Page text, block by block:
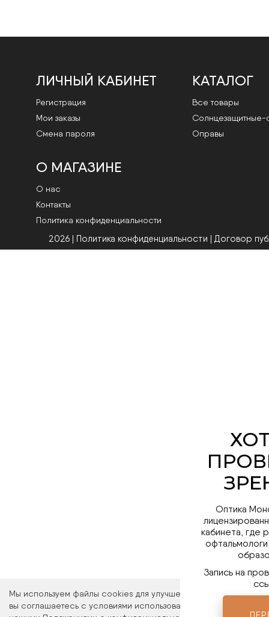
Мы используем файлы cookies для улучшения работы сайта.
вы соглашаетесь с условиями использования файлов cookies.
ЛИЧНЫЙ КАБИНЕТ
Регистрация
Мои заказы
Смена пароля
КАТАЛОГ
Все товары
Cолнцезащитные-
Оправы
О МАГАЗИНЕ
О нас
Контакты
Политика конфиденциальности
2026 | Политика конфиденциальности | Договор
Оптика
кабинета, где
Запись на